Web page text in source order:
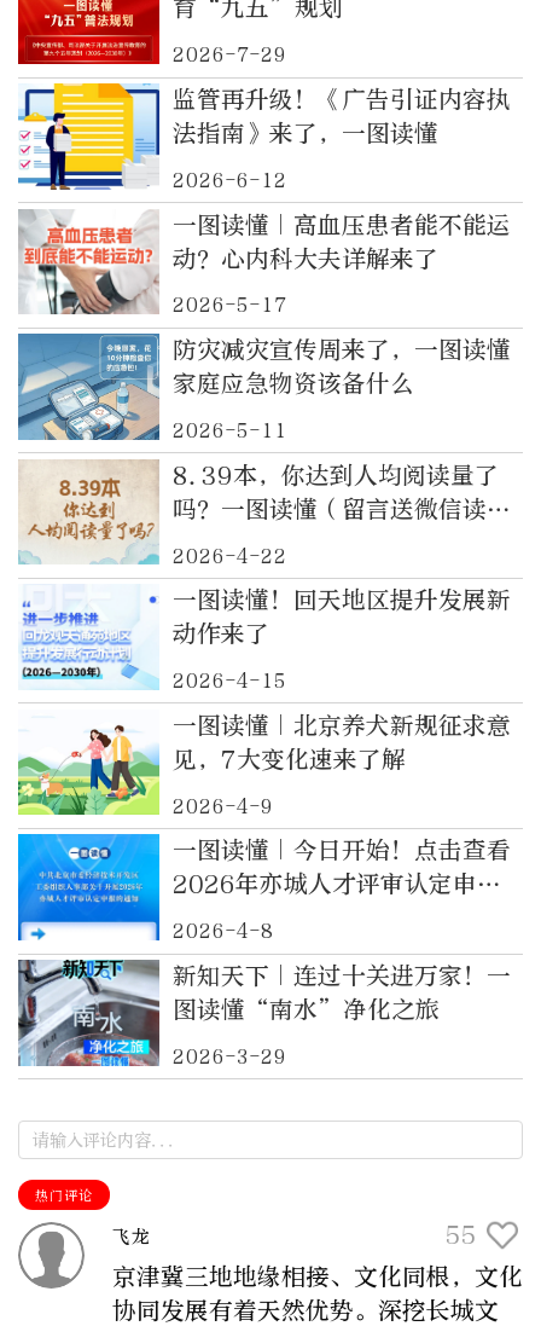
育“九五”规划
2026-7-29
监管再升级！《广告引证内容执
法指南》来了，一图读懂
2026-6-12
一图读懂｜高血压患者能不能运
动？心内科大夫详解来了
2026-5-17
防灾减灾宣传周来了，一图读懂
家庭应急物资该备什么
2026-5-11
8.39本，你达到人均阅读量了
吗？一图读懂（留言送微信读书
年卡）
2026-4-22
一图读懂！回天地区提升发展新
动作来了
2026-4-15
一图读懂｜北京养犬新规征求意
见，7大变化速来了解
2026-4-9
一图读懂｜今日开始！点击查看
2026年亦城人才评审认定申报
指南→
2026-4-8
新知天下｜连过十关进万家！一
图读懂“南水”净化之旅
2026-3-29
热门评论
飞龙
55
京津冀三地地缘相接、文化同根，文化
协同发展有着天然优势。深挖长城文